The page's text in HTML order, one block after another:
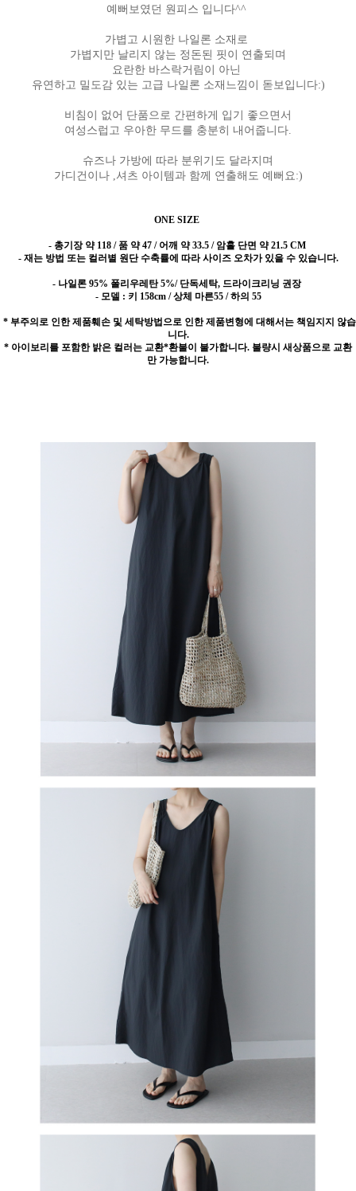
예뻐보였던 원피스 입니다^^
가볍고 시원한 나일론 소재로
가볍지만 날리지 않는 정돈된 핏이 연출되며
요란한 바스락거림이 아닌
유연하고 밀도감 있는 고급 나일론 소재느낌이 돋보입니다:)
비침이 없어 단품으로 간편하게 입기 좋으면서
여성스럽고 우아한 무드를 충분히 내어줍니다.
슈즈나 가방에 따라 분위기도 달라지며
가디건이나 ,셔츠 아이템과 함께 연출해도 예뻐요:)
ONE SIZE
- 총기장 약 118 / 품 약 47 / 어깨 약 33.5 / 암홀 단면 약 21.5 CM
- 재는 방법 또는 컬러별 원단 수축률에 따라 사이즈 오차가 있을 수 있습니다.
- 나일론 95% 폴리우레탄 5%/ 단독세탁, 드라이크리닝 권장
- 모델 : 키 158cm / 상체 마른55 / 하의 55
* 부주의로 인한 제품훼손 및 세탁방법으로 인한 제품변형에 대해서는 책임지지 않습
니다.
* 아이보리를 포함한 밝은 컬러는 교환*환불이 불가합니다. 불량시 새상품으로 교환
만 가능합니다.